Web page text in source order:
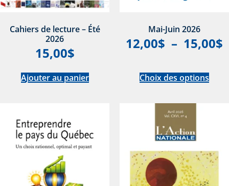
Cahiers de lecture – Été
2026
15,00$
Ajouter au panier
Mai-Juin 2026
12,00$ – 15,00$
Choix des options